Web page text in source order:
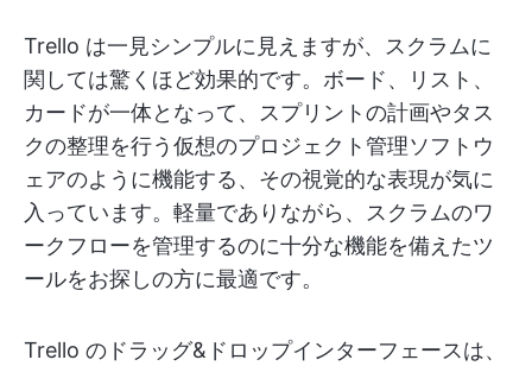
Trello は一見シンプルに見えますが、スクラムに
関しては驚くほど効果的です。ボード、リスト、
カードが一体となって、スプリントの計画やタス
クの整理を行う仮想のプロジェクト管理ソフトウ
ェアのように機能する、その視覚的な表現が気に
入っています。軽量でありながら、スクラムのワ
ークフローを管理するのに十分な機能を備えたツ
ールをお探しの方に最適です。
Trello のドラッグ&ドロップインターフェースは、